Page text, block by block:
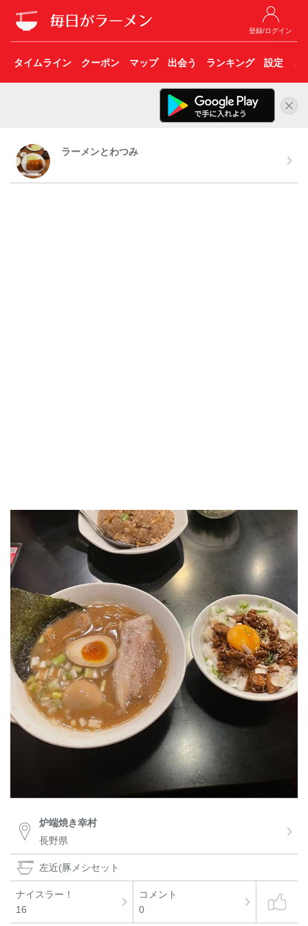
登録/ログイン
タイムライン クーポン マップ 出会う ランキング 設定 こ
ラーメンとわつみ
炉端焼き幸村
長野県
左近(豚メシセット
ナイスラー！
16
コメント
0